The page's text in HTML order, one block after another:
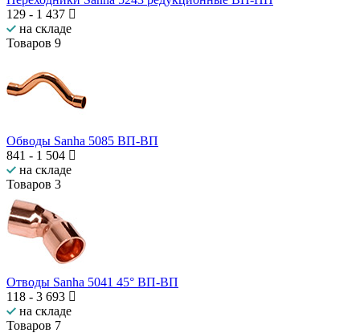
129 - 1 437
на складе
Товаров 9
Обводы Sanha 5085 ВП-ВП
841 - 1 504
на складе
Товаров 3
Отводы Sanha 5041 45° ВП-ВП
118 - 3 693
на складе
Товаров 7